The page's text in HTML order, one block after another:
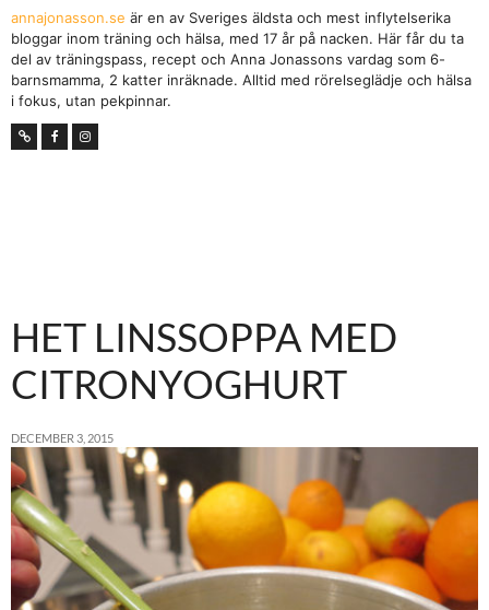
annajonasson.se är en av Sveriges äldsta och mest inflytelserika
bloggar inom träning och hälsa, med 17 år på nacken. Här får du ta
del av träningspass, recept och Anna Jonassons vardag som 6-
barnsmamma, 2 katter inräknade. Alltid med rörelseglädje och hälsa
i fokus, utan pekpinnar.
HET LINSSOPPA MED
CITRONYOGHURT
DECEMBER 3, 2015